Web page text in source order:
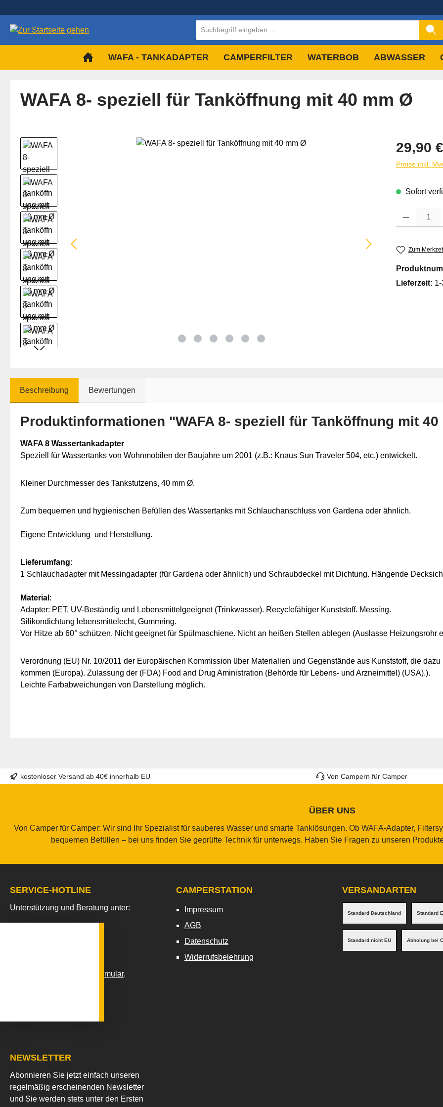
WAFA - TANKADAPTER CAMPERFILTER WATERBOB ABWASSER
WAFA 8- speziell für Tanköffnung mit 40 mm Ø
Bildergalerie überspringen Regulärer
29,90 €
Preise inkl.
Sofort
Zum
Lieferzeit:
Beschreibung Bewertungen
Produktinformationen "WAFA 8- speziell für Tanköffnung mit
WAFA 8 Wassertankadapter
Speziell für Wassertanks von Wohnmobilen der Baujahre um 2001 (z.B.: Knaus Sun Traveler 504, etc.) entwickelt.
Kleiner Durchmesser des Tankstutzens, 40 mm Ø.
Zum bequemen und hygienischen Befüllen des Wassertanks mit Schlauchanschluss von Gardena oder ähnlich.
Eigene Entwicklung und Herstellung.
Lieferumfang:
1 Schlauchadapter mit Messingadapter (für Gardena oder ähnlich) und Schraubdeckel mit Dichtung. Hängende
Material :
Adapter: PET, UV-Beständig und Lebensmittelgeeignet (Trinkwasser). Recyclefähiger Kunststoff. Messing.
Silikondichtung lebensmittelecht, Gummring.
Vor Hitze ab 60° schützen. Nicht geeignet für Spülmaschiene. Nicht an heißen Stellen ablegen (Auslasse Heizungsrohr
Verordnung (EU) Nr. 10/2011 der Europäischen Kommission über Materialien und Gegenstände aus Kunststoff, die
kommen (Europa). Zulassung der (FDA) Food and Drug Aministration (Behörde für Lebens- und Arzneimittel) (USA).).
Leichte Farbabweichungen von Darstellung möglich.
kostenloser Versand ab 40€ innerhalb EU Von Campern für Camper
ÜBER UNS
Von Camper für Camper: Wir sind Ihr Spezialist für sauberes Wasser und smarte Tanklösungen. Ob WAFA-Adapter,
bequemen Befüllen – bei uns finden Sie geprüfte Technik für unterwegs. Haben Sie Fragen zu unseren
CAMPERSTATION
Impressum
AGB
Datenschutz
Widerrufsbelehrung
SERVICE-HOTLINE
Unterstützung und Beratung unter:
Kontaktformular.
VERSANDARTEN
Standard Deutschland Standard
Standard nicht EU Abholung bei
NEWSLETTER
Abonnieren Sie jetzt einfach unseren
regelmäßig erscheinenden Newsletter
und Sie werden stets unter den Ersten
Floating-Widget